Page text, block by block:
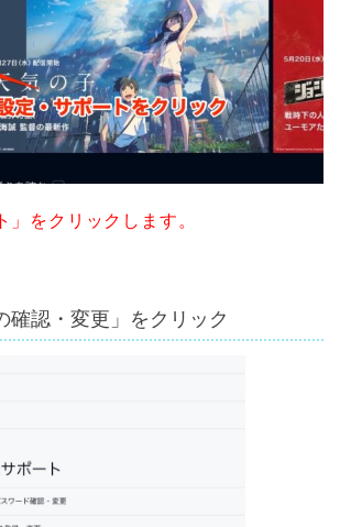
」をクリックします。
認・変更」をクリック